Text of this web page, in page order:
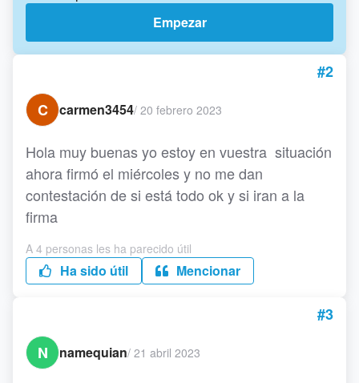
Empezar
#2
C
carmen3454/ 20 febrero 2023
Hola muy buenas yo estoy en vuestra situación
ahora firmó el miércoles y no me dan
contestación de si está todo ok y si iran a la
firma
A 4 personas les ha parecido útil
Ha sido útil Mencionar
#3
N
namequian/ 21 abril 2023